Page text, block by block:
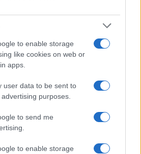
to enable storage
like cookies on web or
apps.
user data to be sent to
purposes.
to send me
to enable storage